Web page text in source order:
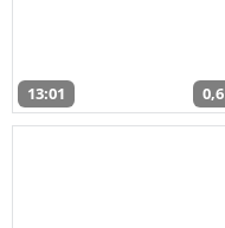
13:01